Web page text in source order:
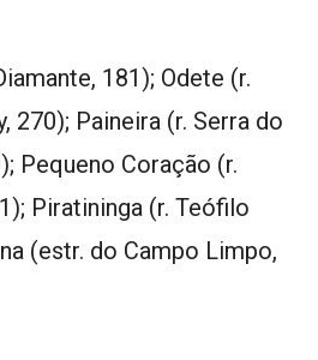
181); Odete (r.
270); Paineira (r. Serra do
Pequeno Coração (r.
Piratininga (r. Teófilo
(estr. do Campo Limpo,